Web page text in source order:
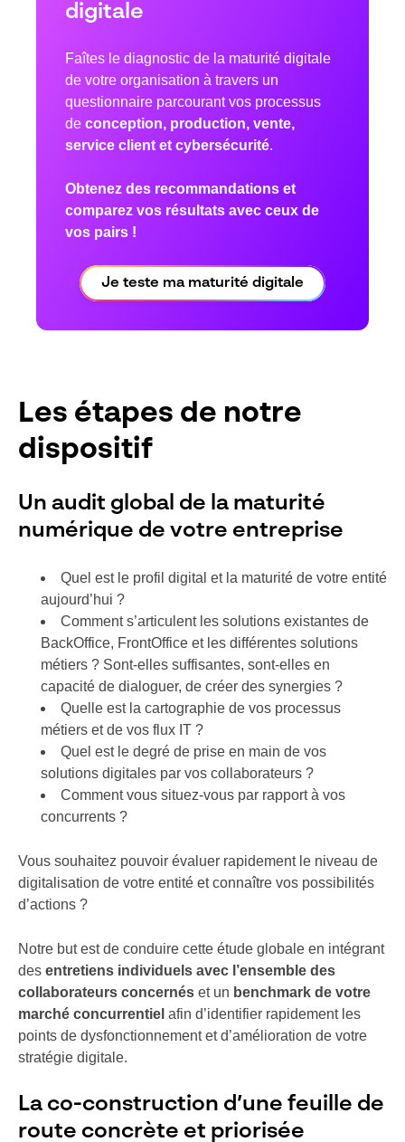
digitale
Faîtes le diagnostic de la maturité digitale
de votre organisation à travers un
questionnaire parcourant vos processus
de conception, production, vente,
service client et cybersécurité.
Obtenez des recommandations et
comparez vos résultats avec ceux de
vos pairs !
Je teste ma maturité digitale
Les étapes de notre
dispositif
Un audit global de la maturité
numérique de votre entreprise
Quel est le profil digital et la maturité de votre entité
aujourd’hui ?
Comment s’articulent les solutions existantes de
BackOffice, FrontOffice et les différentes solutions
métiers ? Sont-elles suffisantes, sont-elles en
capacité de dialoguer, de créer des synergies ?
Quelle est la cartographie de vos processus
métiers et de vos flux IT ?
Quel est le degré de prise en main de vos
solutions digitales par vos collaborateurs ?
Comment vous situez-vous par rapport à vos
concurrents ?
Vous souhaitez pouvoir évaluer rapidement le niveau de
digitalisation de votre entité et connaître vos possibilités
d’actions ?
Notre but est de conduire cette étude globale en intégrant
des entretiens individuels avec l’ensemble des
collaborateurs concernés et un benchmark de votre
marché concurrentiel afin d’identifier rapidement les
points de dysfonctionnement et d’amélioration de votre
stratégie digitale.
La co-construction d’une feuille de
route concrète et priorisée